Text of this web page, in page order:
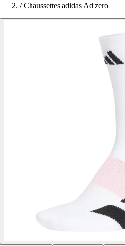
/ Chaussettes adidas Adizero